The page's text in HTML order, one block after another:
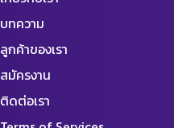
บทความ
ลูกค้าของเรา
สมัครงาน
ติดต่อเรา